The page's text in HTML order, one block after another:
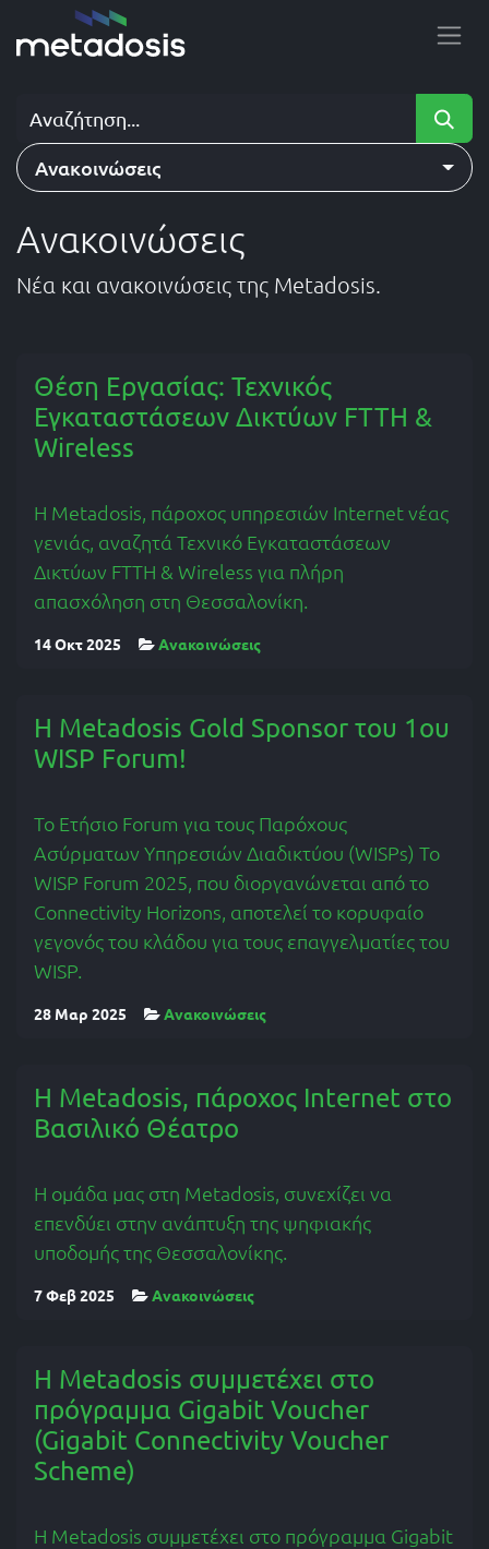
Skip to Content
Ανακοινώσεις
Ανακοινώσεις
Νέα και ανακοινώσεις της Metadosis.
Θέση Εργασίας: Τεχνικός
Εγκαταστάσεων Δικτύων FTTH &
Wireless
Η Metadosis, πάροχος υπηρεσιών Internet νέας
γενιάς, αναζητά Τεχνικό Εγκαταστάσεων
Δικτύων FTTH & Wireless για πλήρη
απασχόληση στη Θεσσαλονίκη.
14 Οκτ 2025 Ανακοινώσεις
Η Metadosis Gold Sponsor του 1ου
WISP Forum!
Το Ετήσιο Forum για τους Παρόχους
Ασύρματων Υπηρεσιών Διαδικτύου (WISPs) Το
WISP Forum 2025, που διοργανώνεται από το
Connectivity Horizons, αποτελεί το κορυφαίο
γεγονός του κλάδου για τους επαγγελματίες του
WISP.
28 Μαρ 2025 Ανακοινώσεις
Η Metadosis, πάροχος Internet στο
Βασιλικό Θέατρο
Η ομάδα μας στη Metadosis, συνεχίζει να
επενδύει στην ανάπτυξη της ψηφιακής
υποδομής της Θεσσαλονίκης.
7 Φεβ 2025 Ανακοινώσεις
Η Metadosis συμμετέχει στο
πρόγραμμα Gigabit Voucher
(Gigabit Connectivity Voucher
Scheme)
Η Metadosis συμμετέχει στο πρόγραμμα Gigabit